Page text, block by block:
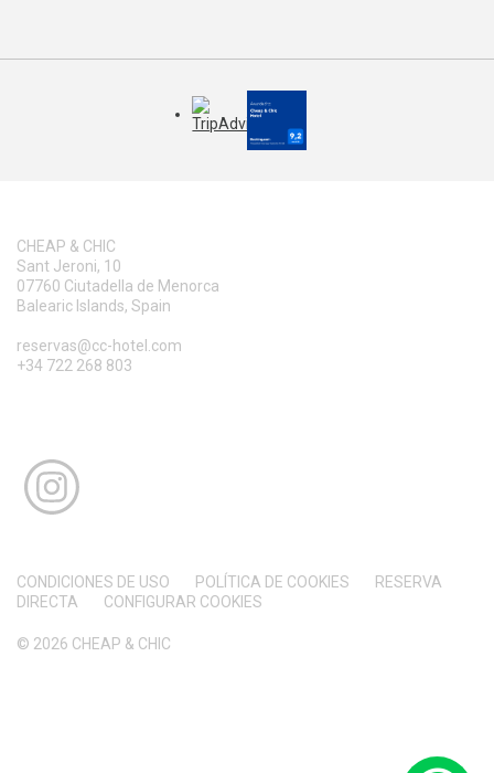
CHEAP & CHIC
Sant Jeroni, 10
07760 Ciutadella de Menorca
Balearic Islands, Spain
reservas@cc-hotel.com
+34 722 268 803
CONDICIONES DE USO POLÍTICA DE COOKIES
RESERVA
DIRECTA
CONFIGURAR COOKIES
© 2026 CHEAP & CHIC